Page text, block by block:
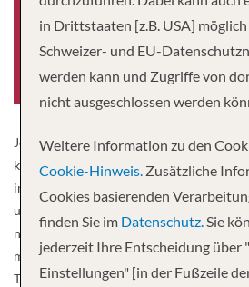
Baujahr
2020
Jede unserer Expeditionen ist eine Art
konzipiert, meisterhaft umgesetzt. Ein
immer wieder Neues zu entdecken gibt.
unsere kleinen, hochmodernen
nature, HANSEATIC inspiration und
mehr als 230 Gästen. Ferne und nahe
Tierparadies oder Kulturschatz. Wir
in Drittstaaten [z.B. USA]
Schweizer- und EU-
werden kann und Zugriffe von
nicht ausgeschlossen werden
Weitere Information zu den
Cookie-Hinweis. Zusätzliche
Cookies basierenden
finden Sie im Datenschutz.Sie
jederzeit Ihre Entscheidung über
Einstellungen" [in der Fußzeile